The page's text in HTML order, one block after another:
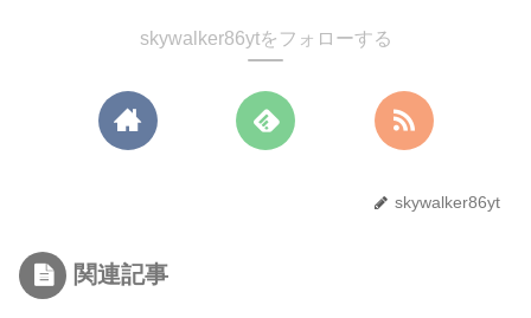
skywalker86ytをフォローする
skywalker86yt
関連記事